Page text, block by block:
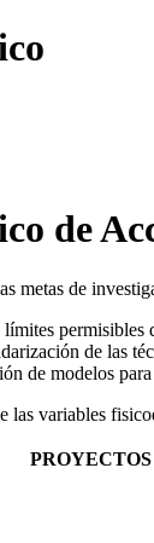
de
metas de
permisibles
de las
de modelos
las variables
PROYECTOS